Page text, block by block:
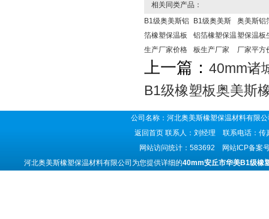
相关同类产品：
B1级奥美斯铝
箔橡塑保温板
生产厂家价格
B1级奥美斯
铝箔橡塑保温
板生产厂家
奥美斯铝
塑保温板
厂家平方
上一篇： 40mm诸
B1级橡塑板奥美斯
公司名称：河北奥美斯橡塑保温材料有
返回首页 联系人：刘经理 联系电话：
网站访问统计：583692 网站ICP备案
河北奥美斯橡塑保温材料有限公司为您提供详细的40mm安丘市华美B1级橡